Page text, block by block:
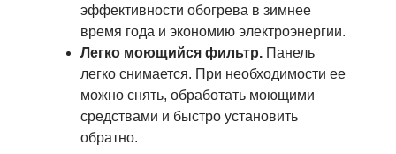
эффективности обогрева в зимнее
время года и экономию электроэнергии.
Легко моющийся фильтр. Панель
легко снимается. При необходимости ее
можно снять, обработать моющими
средствами и быстро установить
обратно.